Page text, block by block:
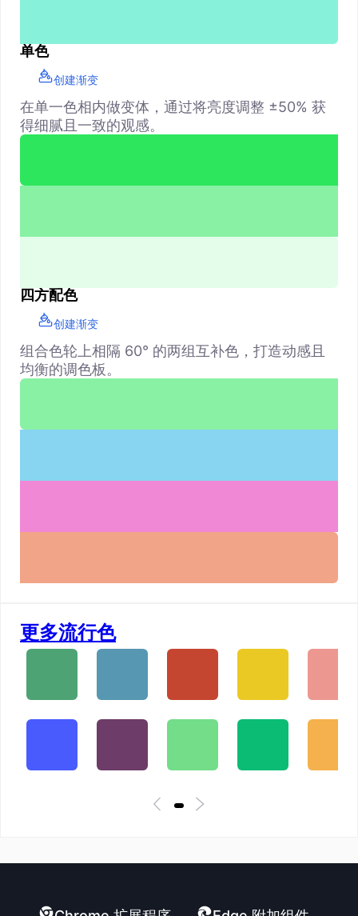
单色
创建渐变
在单一色相内做变体，通过将亮度调整 ±50% 获
得细腻且一致的观感。
四方配色
创建渐变
组合色轮上相隔 60° 的两组互补色，打造动感且
均衡的调色板。
更多流行色